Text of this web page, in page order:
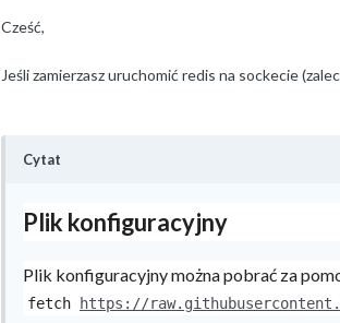
Cześć,
Jeśli zamierzasz uruchomić redis na sockecie
Cytat
Plik konfiguracyjny
Plik konfiguracyjny można pobrać za
fetch https://